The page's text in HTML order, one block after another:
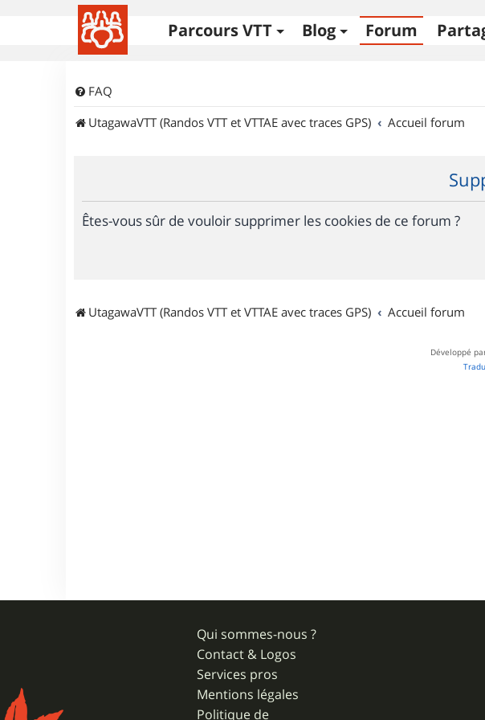
Parcours VTT Blog Forum
FAQ
UtagawaVTT (Randos VTT et VTTAE avec traces GPS)
Accueil forum
Êtes-vous sûr de vouloir supprimer les cookies de ce forum ?
UtagawaVTT (Randos VTT et VTTAE avec traces GPS) Accueil forum
Développé
Qui sommes-nous ?
Contact & Logos
Services pros
Mentions légales
Politique de